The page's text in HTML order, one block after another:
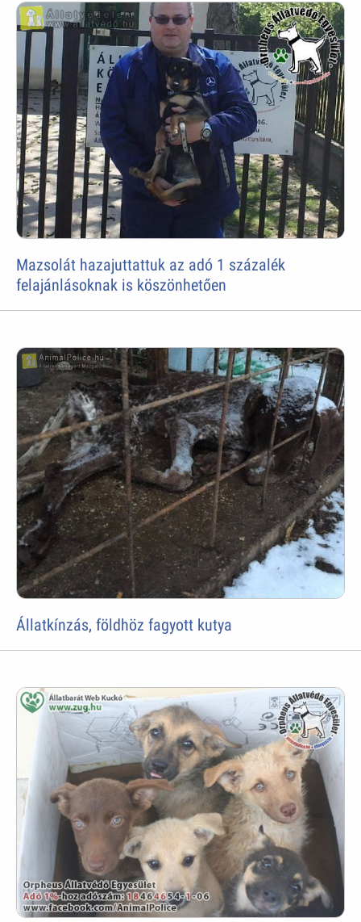
Mazsolát hazajuttattuk az adó 1 százalék
felajánlásoknak is köszönhetően
Állatkínzás, földhöz fagyott kutya